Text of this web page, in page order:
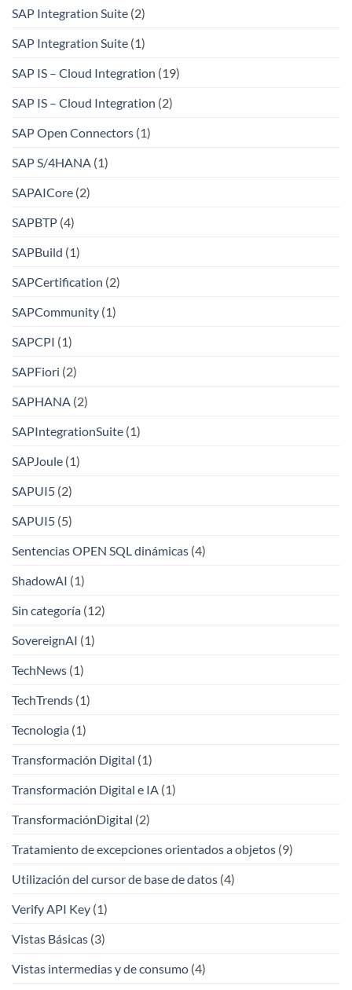
SAP Integration Suite (2)
SAP Integration Suite (1)
SAP IS – Cloud Integration (19)
SAP IS – Cloud Integration (2)
SAP Open Connectors (1)
SAP S/4HANA (1)
SAPAICore (2)
SAPBTP (4)
SAPBuild (1)
SAPCertification (2)
SAPCommunity (1)
SAPCPI (1)
SAPFiori (2)
SAPHANA (2)
SAPIntegrationSuite (1)
SAPJoule (1)
SAPUI5 (2)
SAPUI5 (5)
Sentencias OPEN SQL dinámicas (4)
ShadowAI (1)
Sin categoría (12)
SovereignAI (1)
TechNews (1)
TechTrends (1)
Tecnologia (1)
Transformación Digital (1)
Transformación Digital e IA (1)
TransformaciónDigital (2)
Tratamiento de excepciones orientados a objetos (9)
Utilización del cursor de base de datos (4)
Verify API Key (1)
Vistas Básicas (3)
Vistas intermedias y de consumo (4)